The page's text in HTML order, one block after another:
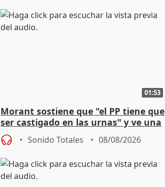
01:53
Morant sostiene que "el PP tiene que
ser castigado en las urnas" y ve una
"pulsión de cambio"
Sonido Totales 08/08/2026